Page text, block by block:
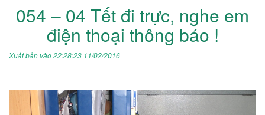
054 – 04 Tết đi trực, nghe em
điện thoại thông báo !
Xuất bản vào 22:28:23 11/02/2016